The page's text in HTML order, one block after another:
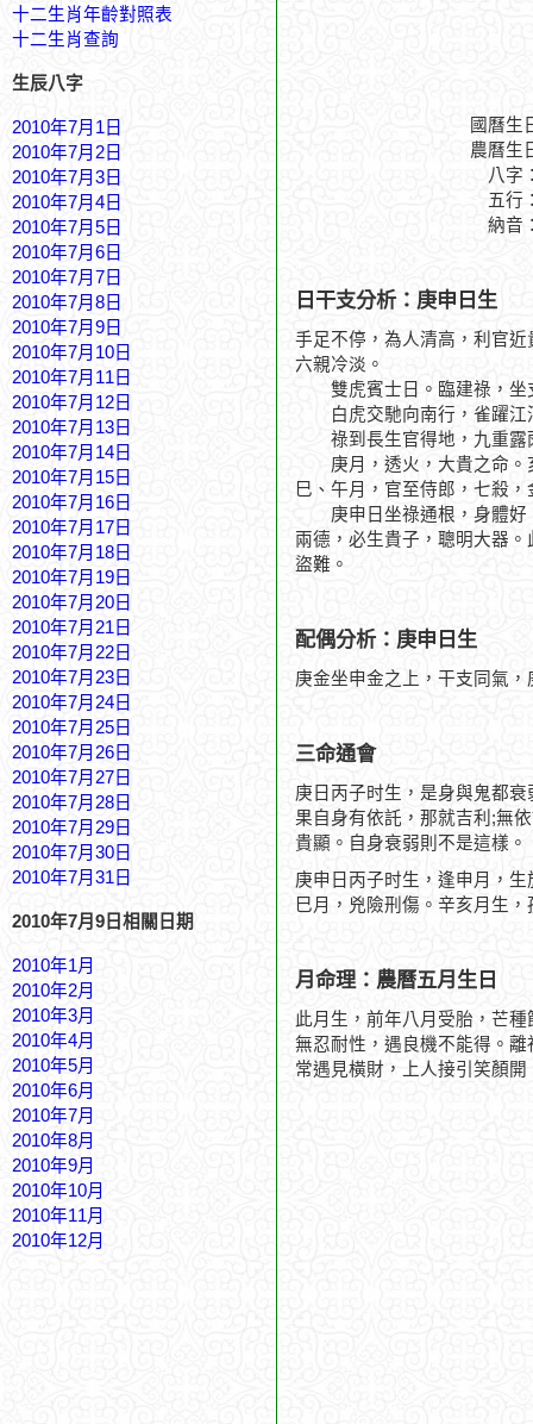
十二生肖年齡對照表
十二生肖查詢
生辰八字
2010年7月1日
2010年7月2日
2010年7月3日
2010年7月4日
2010年7月5日
2010年7月6日
2010年7月7日
2010年7月8日
2010年7月9日
2010年7月10日
2010年7月11日
2010年7月12日
2010年7月13日
2010年7月14日
2010年7月15日
2010年7月16日
2010年7月17日
2010年7月18日
2010年7月19日
2010年7月20日
2010年7月21日
2010年7月22日
2010年7月23日
2010年7月24日
2010年7月25日
2010年7月26日
2010年7月27日
2010年7月28日
2010年7月29日
2010年7月30日
2010年7月31日
2010年7月9日相關日期
2010年1月
2010年2月
2010年3月
2010年4月
2010年5月
2010年6月
2010年7月
2010年8月
2010年9月
2010年10月
2010年11月
2010年12月
國曆生
農曆生
八字
五行
納音
日干支分析：庚申日生
手足不停，為人清高，利官
六親冷淡。
雙虎賓士日。臨建祿，坐
白虎交馳向南行，雀躍江
祿到長生官得地，九重露
庚月，透火，大貴之命。
巳、午月，官至侍郎，七殺，
庚申日坐祿通根，身體好
兩德，必生貴子，聰明大器
盜難。
配偶分析：庚申日生
庚金坐申金之上，干支同氣
三命通會
庚日丙子时生，是身與鬼都
果自身有依託，那就吉利;無
貴顯。自身衰弱則不是這樣。
庚申日丙子时生，逢申月，
巳月，兇險刑傷。辛亥月生，
月命理：農曆五月生日
此月生，前年八月受胎，芒
無忍耐性，遇良機不能得。
常遇見橫財，上人接引笑顏